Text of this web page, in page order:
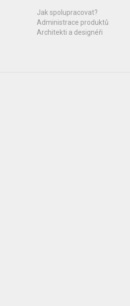
Jak spolupracovat?
Administrace produktů
Architekti a designéři